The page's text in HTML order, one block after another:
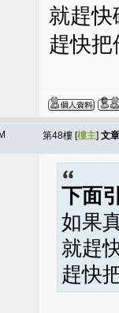
就趕快
趕快
第48樓 [樓主] 文
下面
如果
就趕
趕快